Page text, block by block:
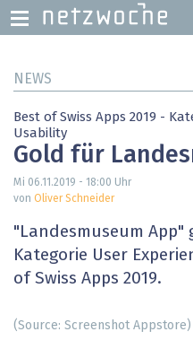
zumNEWS
Best of Swiss Apps 2019 -
Usability
Gold für
Mi 06.11.2019 - 18:00 Uhr
von Oliver Schneider
"Landesmuseum
Kategorie User
of Swiss Apps 2019.
(Source: Screenshot Appstore)